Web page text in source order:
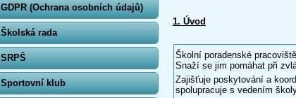
GDPR (Ochrana osobních údajů)
Školská rada
SRPŠ
Sportovní klub
1. Úvod
Školní poradenské
Snaží se jim pomáhat při
Zajišťuje poskytování a
spolupracuje s vedením